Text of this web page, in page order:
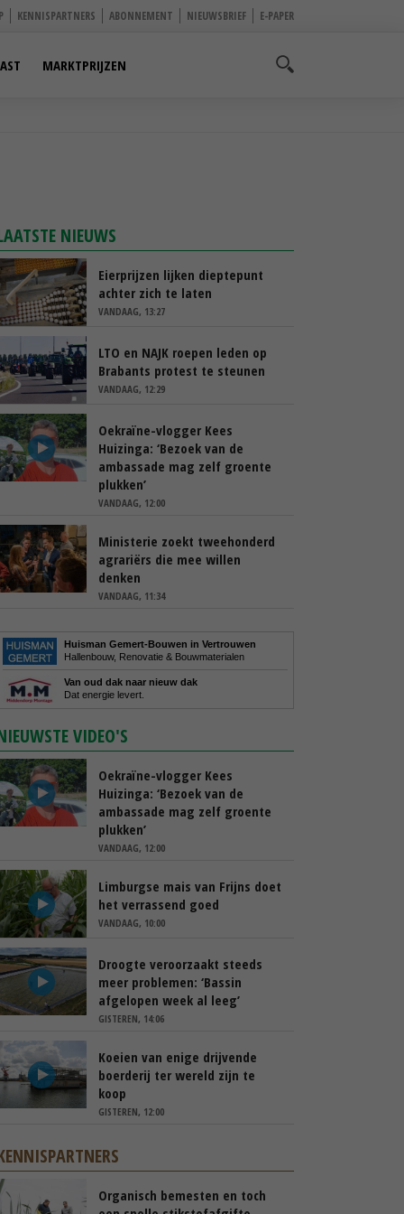
KENNISPARTNERS ABONNEMENT NIEUWSBRIEF E-PAPER
MARKTPRIJZEN
NIEUWS
Eierprijzen lijken dieptepunt
achter zich te laten
VANDAAG, 13:27
LTO en NAJK roepen leden op
Brabants protest te steunen
VANDAAG, 12:29
Oekraïne-vlogger Kees
Huizinga: ‘Bezoek van de
ambassade mag zelf groente
plukken’
VANDAAG, 12:00
Ministerie zoekt tweehonderd
agrariërs die mee willen
denken
VANDAAG, 11:34
Huisman Gemert-Bouwen in Vertrouwen
Hallenbouw, Renovatie & Bouwmaterialen
Van oud dak naar nieuw dak
Dat energie levert.
VIDEO'S
Oekraïne-vlogger Kees
Huizinga: ‘Bezoek van de
ambassade mag zelf groente
plukken’
VANDAAG, 12:00
Limburgse mais van Frijns doet
het verrassend goed
VANDAAG, 10:00
Droogte veroorzaakt steeds
meer problemen: ‘Bassin
afgelopen week al leeg’
GISTEREN, 14:06
Koeien van enige drijvende
boerderij ter wereld zijn te
koop
GISTEREN, 12:00
Organisch bemesten en toch